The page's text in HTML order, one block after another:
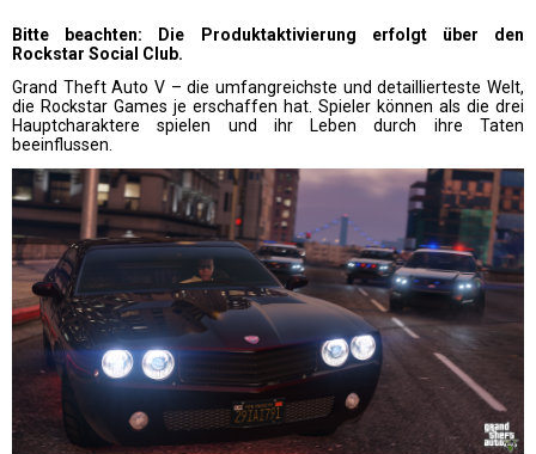
Bitte beachten: Die Produktaktivierung erfolgt über den
Rockstar Social Club.
Grand Theft Auto V – die umfangreichste und detaillierteste Welt,
die Rockstar Games je erschaffen hat. Spieler können als die drei
Hauptcharaktere spielen und ihr Leben durch ihre Taten
beeinflussen.